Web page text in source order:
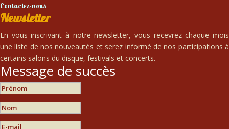
Contactez-nous
Newsletter
En vous inscrivant à notre newsletter, vous recevrez chaque mois
une liste de nos nouveautés et serez informé de nos participations à
certains salons du disque, festivals et concerts.
Message de succès